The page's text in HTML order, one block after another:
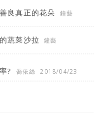
良真正的花朵
鐘藝
蔬菜沙拉
鐘藝
? 喬依絲 2018/04/23